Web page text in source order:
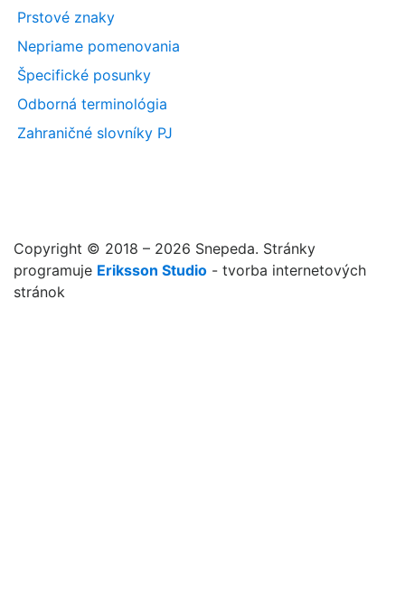
Prstové znaky
Nepriame pomenovania
Špecifické posunky
Odborná terminológia
Zahraničné slovníky PJ
Copyright © 2018 – 2026 Snepeda. Stránky
programuje Eriksson Studio - tvorba internetových
stránok